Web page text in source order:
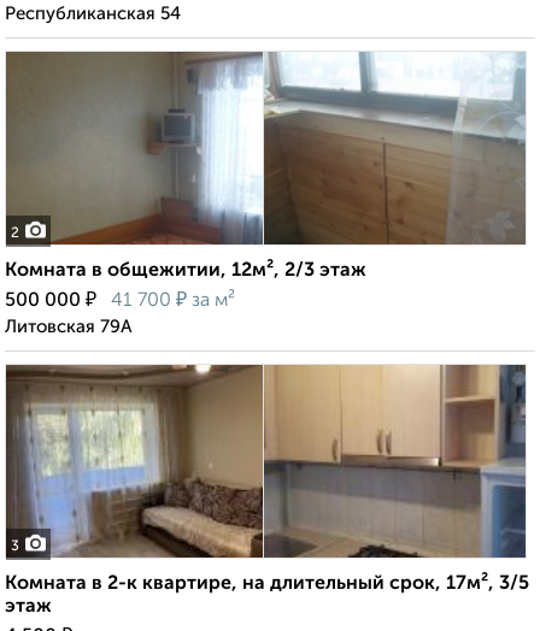
Республиканская 54
2
Комната в общежитии, 12м², 2/3 этаж
500 000 ₽ 41 700 ₽ за м²
Литовская 79А
3
Комната в 2-к квартире, на длительный срок, 17м², 3/5
этаж